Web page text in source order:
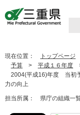
現在位置： トップページ
予算 > 平成１６年度
2004(平成16)年度 当初
力の向上
担当所属： 県庁の組織